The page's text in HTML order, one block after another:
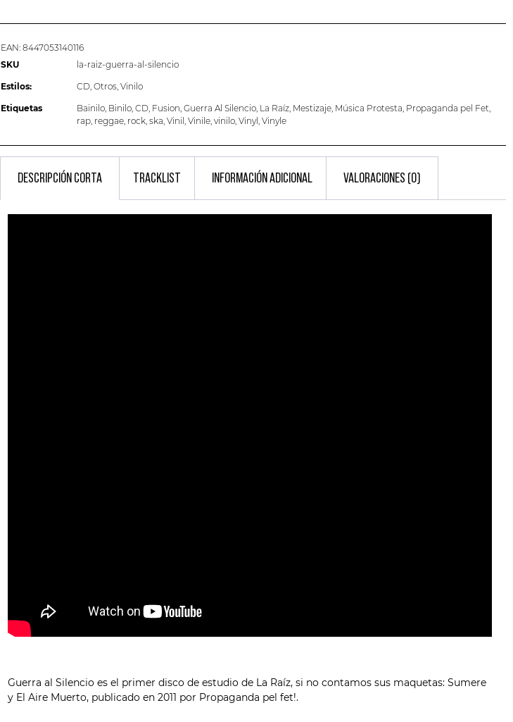
EAN: 8447053140116
SKU
la-raiz-guerra-al-silencio
Estilos: CD, Otros, Vinilo
Etiquetas Bainilo, Binilo, CD, Fusion, Guerra Al Silencio, La Raíz, Mestizaje, Música Protesta, Propaganda pel Fet,
rap, reggae, rock, ska, Vinil , Vinile, vinilo, Vinyl, Vinyle
DESCRIPCIÓN CORTA TRACKLIST INFORMACIÓN ADICIONAL VALORACIONES (0)
Guerra al Silencio es el primer disco de estudio de La Raíz, si no contamos sus maquetas: Sumere
y El Aire Muerto, publicado en 2011 por Propaganda pel fet!.